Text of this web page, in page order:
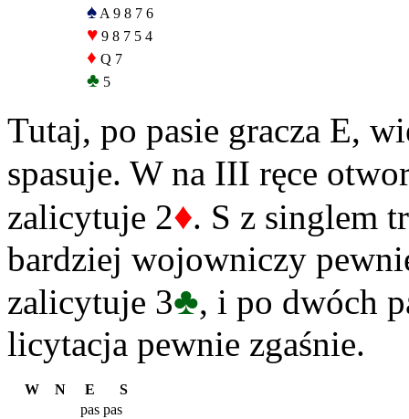
♠ A 9 8 7 6
♥ 9 8 7 5 4
♦ Q 7
♣ 5
Tutaj, po pasie gracza E,
spasuje. W na III ręce
zalicytuje 2♦. S z singlem
bardziej wojowniczy
zalicytuje 3♣, i po dwóch
licytacja pewnie zgaśnie.
W N E
S
pas pas